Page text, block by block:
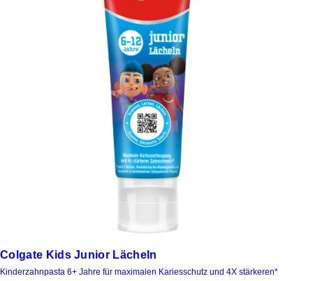
Colgate Kids Junior Lächeln
Kinderzahnpasta 6+ Jahre für maximalen Kariesschutz und 4X stärkeren*